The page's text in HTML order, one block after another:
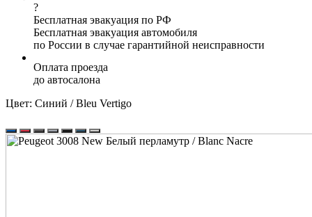
?
Бесплатная эвакуация по РФ
Бесплатная эвакуация автомобиля
по России в случае гарантийной неисправности
Оплата проезда
до автосалона
Цвет: Синий / Bleu Vertigo